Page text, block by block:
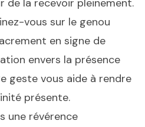
vous sur le genou
en signe de
envers la présence
geste vous aide à rendre
présente.
une révérence